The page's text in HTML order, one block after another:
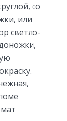
со
или
светло-